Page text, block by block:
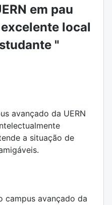
em pau
local
"
avançado da UERN
a situação de
campus avançado da